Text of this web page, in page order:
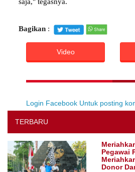
Bagikan :
Video
Login Facebook Untuk posting
TERBARU
Pegawai
Donor